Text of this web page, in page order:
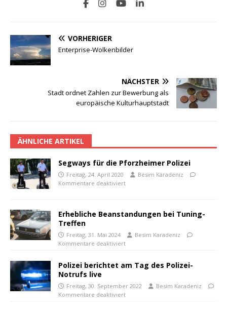
VORHERIGER
Enterprise-Wolkenbilder
NÄCHSTER
Stadt ordnet Zahlen zur Bewerbung als
europäische Kulturhauptstadt
ÄHNLICHE ARTIKEL
Segways für die Pforzheimer Polizei
Freitag, 24. April 2020
Besim Karadeniz
Kommentare deaktiviert
Erhebliche Beanstandungen bei Tuning-
Treffen
Freitag, 31. Mai 2024
Besim Karadeniz
Kommentare deaktiviert
Polizei berichtet am Tag des Polizei-
Notrufs live
Freitag, 30. September 2022
Besim Karadeniz
Kommentare deaktiviert